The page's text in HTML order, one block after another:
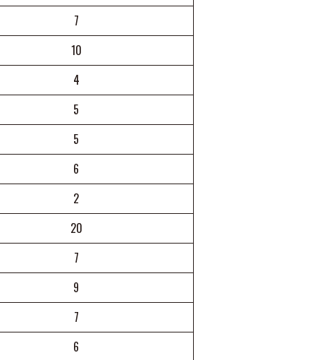
7
10
4
5
5
6
2
20
7
9
7
6